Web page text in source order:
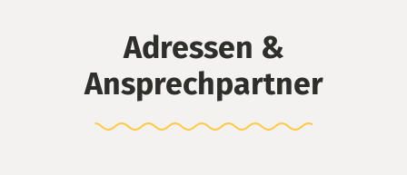
Adressen &
Ansprechpartner